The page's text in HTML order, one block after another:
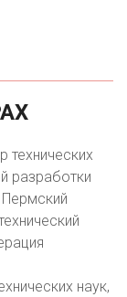
технических
разработки
наук,